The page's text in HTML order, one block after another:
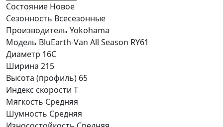
Состояние Новое
Сезонность Всесезонные
Производитель Yokohama
Модель BluEarth-Van All Season RY61
Диаметр 16C
Ширина 215
Высота (профиль) 65
Индекс скорости T
Мягкость Средняя
Шумность Средняя